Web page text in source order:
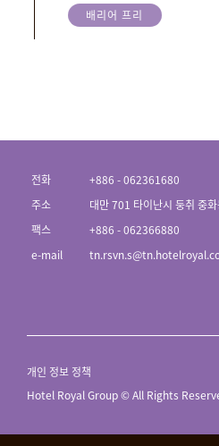
배리어 프리
전화
+886 - 062361680
주소
대만 701 타이난시 둥취 중
팩스
+886 - 062366880
e-mail
개인 정보 정책
Hotel Royal Group © All Rights